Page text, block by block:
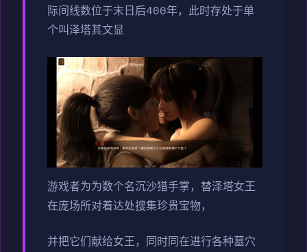
际间线数位于末日后400年，此时存处于单
个叫泽塔其文显
游戏者为为数个名沉沙猎手掌，替泽塔女王
在庞场所对着达处搜集珍贵宝物，
并把它们献给女王，同时同在进行各种墓穴